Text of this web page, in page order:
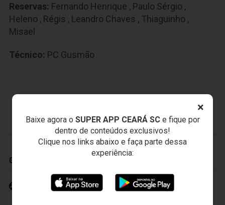
×
Baixe agora o SUPER APP CEARÁ SCe fique por
dentro de conteúdos exclusivos!
Clique nos links abaixo e faça parte dessa
experiência:
Reservas: Fernando Henrique , Paulo Sérgio ,
Heleno , Régis , Leandro Chaves , Thiaguinho ,
Misael
Técnico: PC Gusmão
PARANÁ CLUBE
GOLS
Arthur 4' (1)